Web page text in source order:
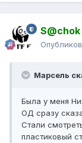
S@chok
Марсель
Была у меня
ОД сразу
Стали
пластиковый